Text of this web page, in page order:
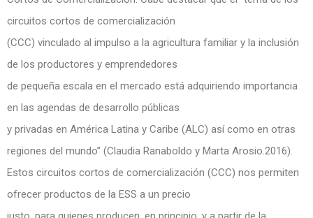
circuitos cortos de comercialización
(CCC) vinculado al impulso a la agricultura familiar y la inclusión
de los productores y emprendedores
de pequeña escala en el mercado está adquiriendo importancia
en las agendas de desarrollo públicas
y privadas en América Latina y Caribe (ALC) así como en otras
regiones del mundo” (Claudia Ranaboldo y Marta Arosio.2016).
Estos circuitos cortos de comercialización (CCC) nos permiten
ofrecer productos de la ESS a un precio